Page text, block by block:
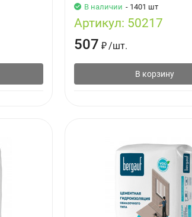
В наличии - 1401 шт
Артикул: 50217
507 ₽/шт.
В корзину